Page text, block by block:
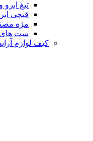
تیغ
قیچی
مژه
ست های
کیف لوازم